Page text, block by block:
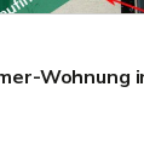
Wohnung